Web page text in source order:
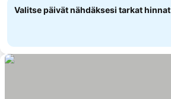
Valitse päivät nähdäksesi tarkat hinnat